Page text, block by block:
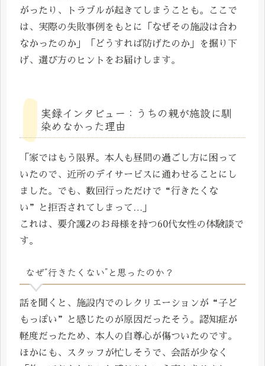
がったり、トラブルが起きてしまうことも。ここで
は、実際の失敗事例をもとに「なぜその施設は合わ
なかったのか」「どうすれば防げたのか」を掘り下
げ、選び方のヒントをお届けします。
実録インタビュー：うちの親が施設に馴
染めなかった理由
「家ではもう限界。本人も昼間の過ごし方に困って
いたので、近所のデイサービスに通わせることにし
ました。でも、数回行っただけで“行きたくな
い”と拒否されてしまって…」
これは、要介護2のお母様を持つ60代女性の体験談で
す。
なぜ“行きたくない”と思ったのか？
話を聞くと、施設内でのレクリエーションが“子ど
もっぽい”と感じたのが原因だったそう。認知症が
軽度だったため、本人の自尊心が傷ついたのです。
ほかにも、スタッフが忙しそうで、会話が少なく